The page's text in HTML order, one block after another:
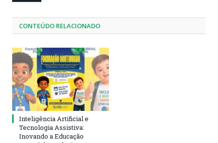
CONTEÚDO RELACIONADO
Inteligência Artificial e
Tecnologia Assistiva:
Inovando a Educação